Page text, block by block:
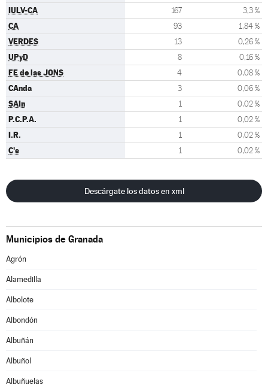
IULV-CA 167 3,3 %
CA 93 1,84 %
VERDES 13 0,26 %
UPyD 8 0,16 %
FE de las JONS 4 0,08 %
CAnda 3 0,06 %
SAIn 1 0,02 %
P.C.P.A. 1 0,02 %
I.R. 1 0,02 %
C's 1 0,02 %
Descárgate los datos en xml
Municipios de Granada
Agrón
Alamedilla
Albolote
Albondón
Albuñán
Albuñol
Albuñuelas